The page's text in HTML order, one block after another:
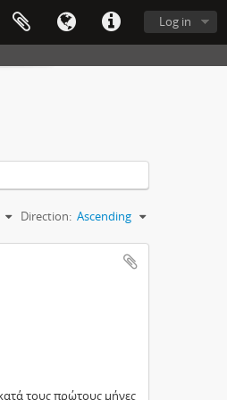
Log in
Direction: Ascending
τους πρώτους μήνες